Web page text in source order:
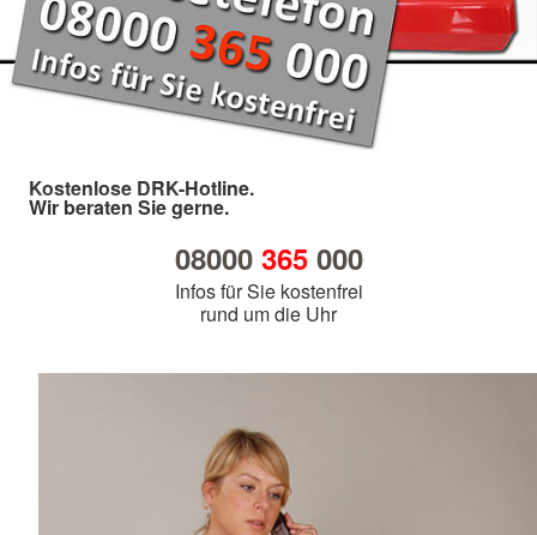
Kostenlose DRK-Hotline.
Wir beraten Sie gerne.
08000 365000
Infos für Sie kostenfrei
rund um die Uhr